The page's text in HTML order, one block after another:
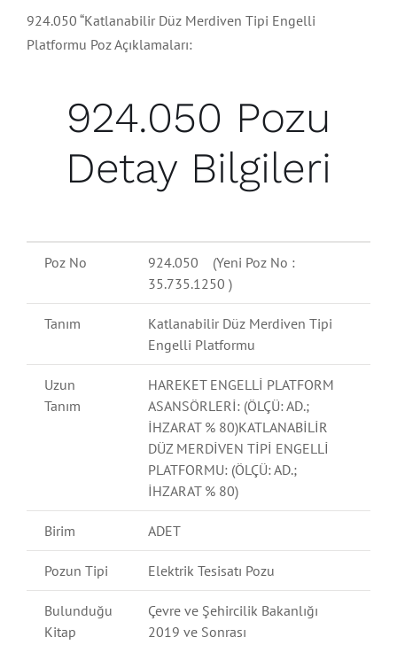
924.050 “Katlanabilir Düz Merdiven Tipi Engelli
Platformu Poz Açıklamaları:
924.050 Pozu
Detay Bilgileri
Poz No
924.050 (Yeni Poz No :
35.735.1250 )
Tanım
Katlanabilir Düz Merdiven Tipi
Engelli Platformu
Uzun
Tanım
HAREKET ENGELLİ PLATFORM
ASANSÖRLERİ: (ÖLÇÜ: AD.;
İHZARAT % 80)KATLANABİLİR
DÜZ MERDİVEN TİPİ ENGELLİ
PLATFORMU: (ÖLÇÜ: AD.;
İHZARAT % 80)
Birim ADET
Pozun Tipi Elektrik Tesisatı Pozu
Bulunduğu
Kitap
Çevre ve Şehircilik Bakanlığı
2019 ve Sonrası